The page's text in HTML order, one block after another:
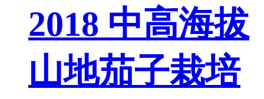
2018 中高海拔
山地茄子栽培